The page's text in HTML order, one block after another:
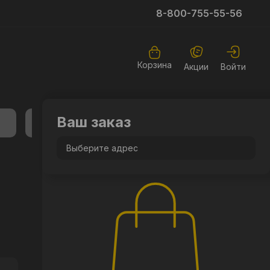
8-800-755-55-56
Корзина Акции Войти
Ваш заказ
Выберите адрес